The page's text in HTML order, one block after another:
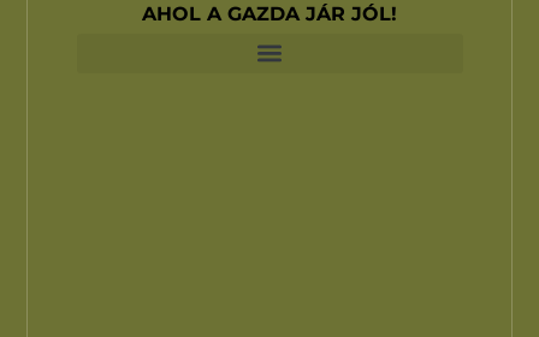
AHOL A GAZDA JÁR JÓL!